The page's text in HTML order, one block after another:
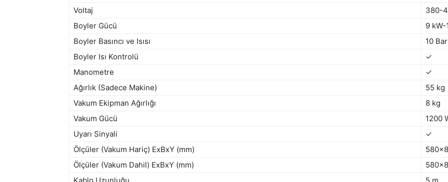
Voltaj
380-
Boyler Gücü
9 kW-
Boyler Basıncı ve Isısı
10
Boyler Isı Kontrolü
✓
Manometre
✓
Ağırlık (Sadece Makine)
55 kg
Vakum Ekipman Ağırlığı
8 kg
Vakum Gücü
1200
Uyarı Sinyali
✓
Ölçüler (Vakum Hariç) ExBxY (mm)
Ölçüler (Vakum Dahil) ExBxY (mm)